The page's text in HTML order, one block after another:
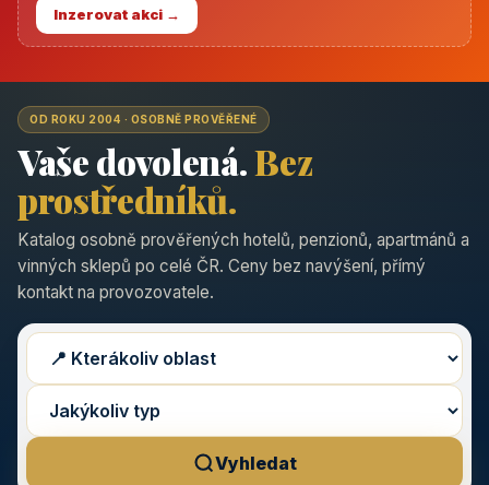
Inzerovat akci →
OD ROKU 2004 · OSOBNĚ PROVĚŘENÉ
Vaše dovolená.Bez
prostředníků.
Katalog osobně prověřených hotelů, penzionů, apartmánů a
vinných sklepů po celé ČR. Ceny bez navýšení, přímý
kontakt na provozovatele.
Vyhledat